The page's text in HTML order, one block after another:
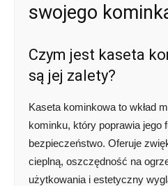
swojego
Czym jest kaseta
są jej zalety?
Kaseta kominkowa to wkład
kominku, który poprawia jego
bezpieczeństwo. Oferuje
cieplną, oszczędność na
użytkowania i estetyczny